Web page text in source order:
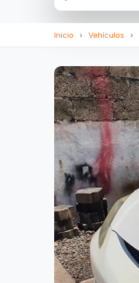
Inicio › Vehículos ›